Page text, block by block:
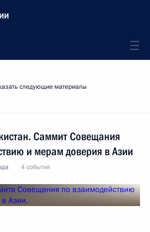
следующие материалы
Саммит Совещания
и мерам доверия в Азии
4 события